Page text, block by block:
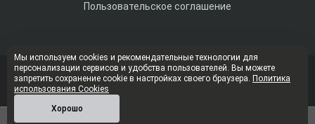
Пользовательское соглашение
© Интернет-магазин ZPauto.ru 2012-2026
Мы используем cookies и рекомендательные технологии для
персонализации сервисов и удобства пользователей. Вы можете
запретить сохранение cookie в настройках своего браузера. Политика
использования Cookies
Хорошо